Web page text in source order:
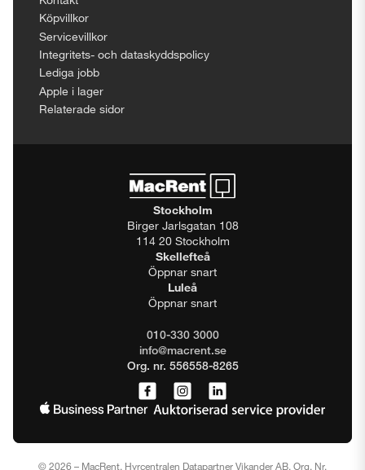
Köpvillkor
Servicevillkor
Integritets- och dataskyddspolicy
Lediga jobb
Apple i lager
Relaterade sidor
Stockholm
Birger Jarlsgatan 108
114 20 Stockholm
Skellefteå
Öppnar snart
Luleå
Öppnar snart
010-330 3000
info@macrent.se
Org. nr. 556558-8265
© 2026 – MacRent, Hyrcentralen Datapartner Vikander AB, Org. Nr.